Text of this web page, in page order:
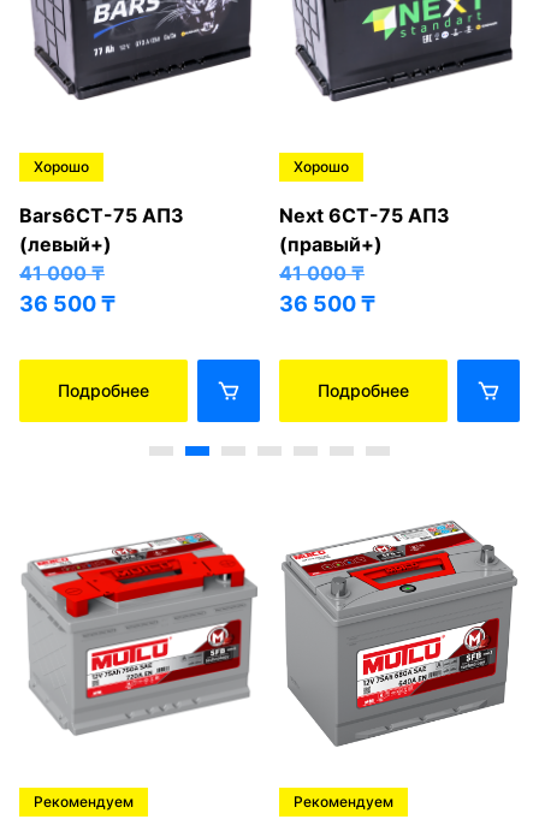
Хорошо
Bars6СТ-75 АПЗ
(левый+)
41 000₸
36 500₸
Подробнее
Хорошо
Next 6СТ-75 АПЗ
(правый+)
41 000₸
36 500₸
Подробнее
Рекомендуем Рекомендуем